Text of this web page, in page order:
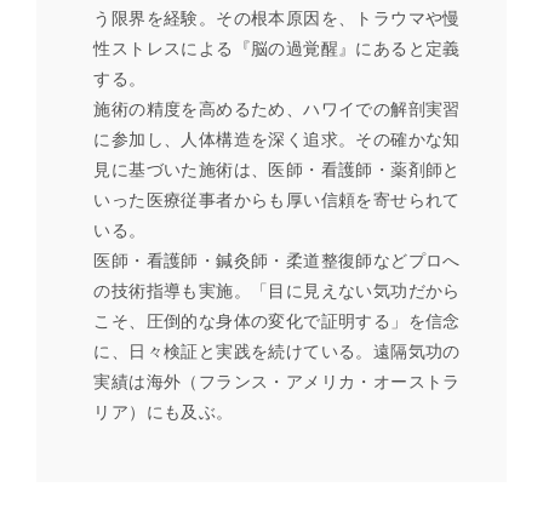
う限界を経験。その根本原因を、トラウマや慢
性ストレスによる『脳の過覚醒』にあると定義
する。
施術の精度を高めるため、ハワイでの解剖実習
に参加し、人体構造を深く追求。その確かな知
見に基づいた施術は、医師・看護師・薬剤師と
いった医療従事者からも厚い信頼を寄せられて
いる。
医師・看護師・鍼灸師・柔道整復師などプロへ
の技術指導も実施。「目に見えない気功だから
こそ、圧倒的な身体の変化で証明する」を信念
に、日々検証と実践を続けている。遠隔気功の
実績は海外（フランス・アメリカ・オーストラ
リア）にも及ぶ。